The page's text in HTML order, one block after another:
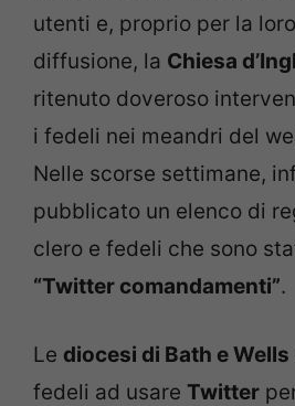
utenti e, proprio per la
diffusione, la Chiesa
ritenuto doveroso
i fedeli nei meandri del
Nelle scorse settimane,
pubblicato un elenco di
clero e fedeli che sono
“Twitter comandamenti”.
Le diocesi di Bath e Wells
fedeli ad usare Twitter